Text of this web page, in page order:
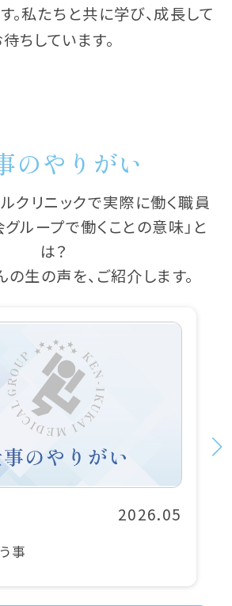
。私たちと共に学び、成長して
ちしています。
のやりがい
クリニックで実際に働く職員
ループで働くことの意味」と
は？
生の声を、ご紹介します。
2026.05
事